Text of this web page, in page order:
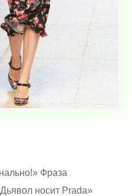
Фраза
носит Prada»